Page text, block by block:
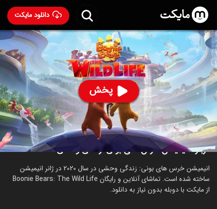
دانلود مایکت
پخش
انیمیشن خرس های بونی: زندگی وحشی با دوبله فارسی-
Boonie Bears: The Wild Life 2020
۵۸۸ 87 % ۴.۷
ساخت چین سال 2020
رده سنی ۳+
انیمیشن
درباره انیمیشن خرس های بونی: زندگی وحشی
انیمیشن خرس های بونی: زندگی وحشی در سال 2020 در ژانر انیمیشن
ساخته شده است. تماشای آنلاین و رایگان Boonie Bears: The Wild Life
از مایکت با دوبله بدون نیاز به دانلود.